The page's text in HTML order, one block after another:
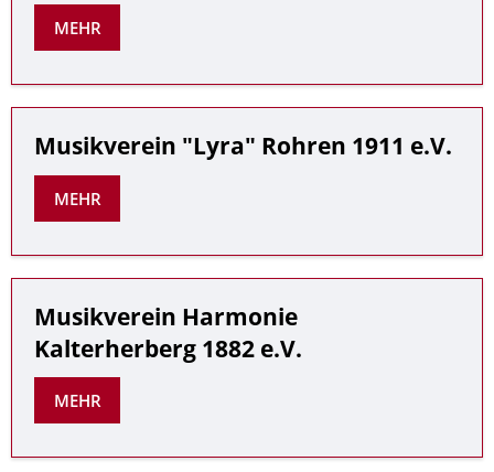
MEHR
Musikverein "Lyra" Rohren 1911 e.V.
MEHR
Musikverein Harmonie
Kalterherberg 1882 e.V.
MEHR